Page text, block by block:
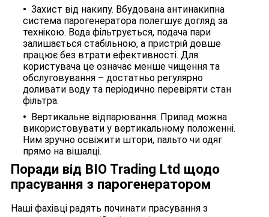
Захист від накипу. Вбудована антинакипна
система парогенератора полегшує догляд за
технікою. Вода фільтрується, подача пари
залишається стабільною, а пристрій довше
працює без втрати ефективності. Для
користувача це означає менше чищення та
обслуговування – достатньо регулярно
доливати воду та періодично перевіряти стан
фільтра.
Вертикальне відпарювання. Прилад можна
використовувати у вертикальному положенні.
Ним зручно освіжити штори, пальто чи одяг
прямо на вішалці.
Поради від BIO Trading Ltd щодо
прасування з парогенератором
Наші фахівці радять починати прасування з